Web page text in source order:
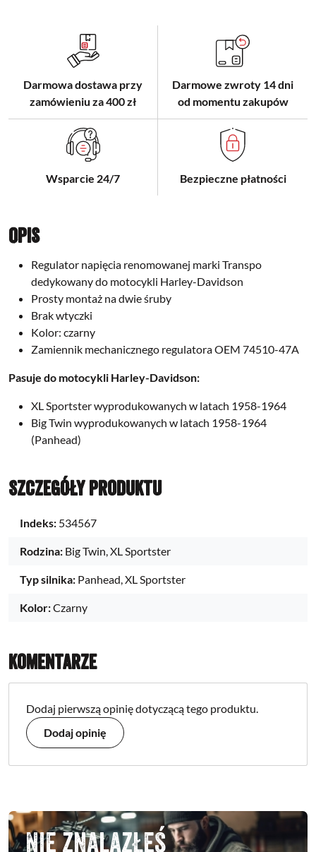
Darmowa dostawa przy
zamówieniu za 400 zł
Darmowe zwroty 14 dni
od momentu zakupów
Wsparcie 24/7 Bezpieczne płatności
Opis
Regulator napięcia renomowanej marki Transpo
dedykowany do motocykli Harley-Davidson
Prosty montaż na dwie śruby
Brak wtyczki
Kolor: czarny
Zamiennik mechanicznego regulatora OEM 74510-47A
Pasuje do motocykli Harley-Davidson:
XL Sportster wyprodukowanych w latach 1958-1964
Big Twin wyprodukowanych w latach 1958-1964
(Panhead)
Szczegóły produktu
Indeks: 534567
Rodzina: Big Twin, XL Sportster
Typ silnika: Panhead, XL Sportster
Kolor:Czarny
Komentarze
Dodaj pierwszą opinię dotyczącą tego produktu.
Dodaj opinię
Nie znalazłeś